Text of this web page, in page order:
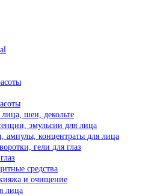
шеи, декольте
эмульсии для лица
ампулы, концентраты для лица
гели для глаз
средства
и очищение
лица